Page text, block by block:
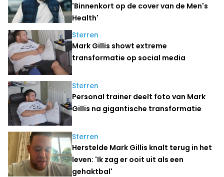
'Binnenkort op de cover van de Men's
Health'
Sterren
Mark Gillis showt extreme
transformatie op social media
Sterren
Personal trainer deelt foto van Mark
Gillis na gigantische transformatie
Sterren
Herstelde Mark Gillis knalt terug in het
leven: 'Ik zag er ooit uit als een
gehaktbal'